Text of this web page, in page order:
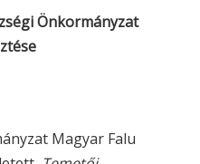
Önkormányzat
Magyar Falu